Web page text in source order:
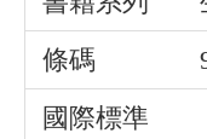
條碼
國際標準